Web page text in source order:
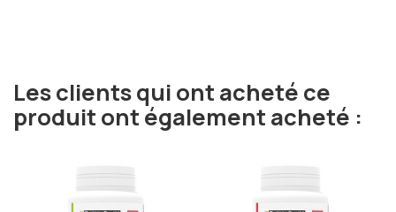
Les clients qui ont acheté ce
produit ont également acheté :